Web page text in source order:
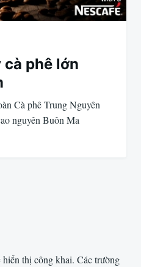
cà phê lớn
Cà phê Trung Nguyên
nguyên Buôn Ma
thị công khai. Các trường